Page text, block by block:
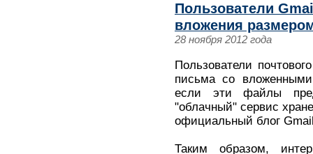
Пользователи
вложения
28 ноября 2012 года
Пользователи
письма со
если эти файлы
"облачный" сервис
официальный блог
Таким образом,